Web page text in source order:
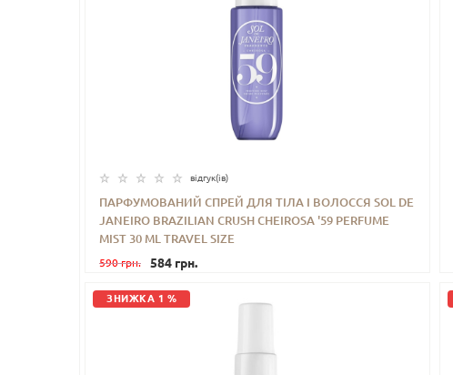
відгук(iв)
ПАРФУМОВАНИЙ СПРЕЙ ДЛЯ ТІЛА І ВОЛОССЯ SOL DE
JANEIRO BRAZILIAN CRUSH CHEIROSA '59 PERFUME
MIST 30 ML TRAVEL SIZE
590 грн. 584 грн.
- +
ЗНИЖКА 1 %